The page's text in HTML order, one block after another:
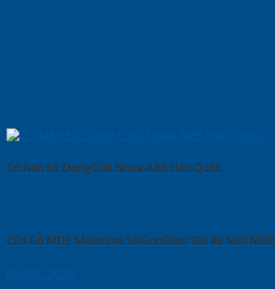
Có Nên Sử Dụng Cửa Nhựa ABS Hàn Quốc
Cửa Gỗ MDF Melamine SaiGonDoor Gía Rẻ Mới Nhất
08/01/2025